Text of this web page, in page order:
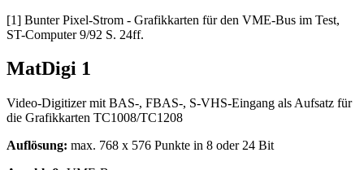
[1] Bunter Pixel-Strom - Grafikkarten für den VME-Bus im Test,
ST-Computer 9/92 S. 24ff.
MatDigi 1
Video-Digitizer mit BAS-, FBAS-, S-VHS-Eingang als Aufsatz für
die Grafikkarten TC1008/TC1208
Auflösung: max. 768 x 576 Punkte in 8 oder 24 Bit